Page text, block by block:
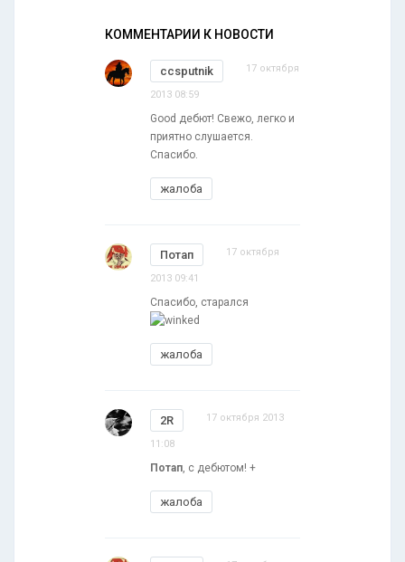
КОММЕНТАРИИ К НОВОСТИ
ccsputnik 17 октября
2013 08:59
Good дебют! Свежо, легко и
приятно слушается.
Спасибо.
жалоба
Потап 17 октября
2013 09:41
Спасибо, старался
жалоба
2R 17 октября 2013
11:08
Потап, с дебютом! +
жалоба